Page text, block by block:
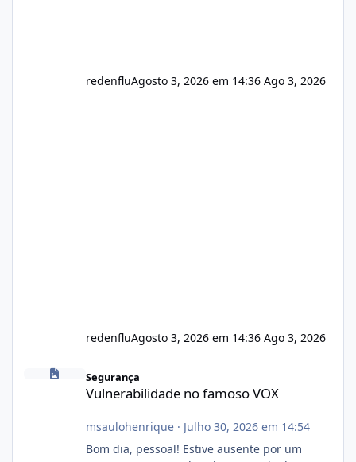
redenfluAgosto 3, 2026 em 14:36 Ago 3, 2026
redenfluAgosto 3, 2026 em 14:36 Ago 3, 2026
Vulnerabilidade no famoso VOX
Segurança
Vulnerabilidade no famoso VOX
msaulohenrique· Julho 30, 2026 em 14:54
Bom dia, pessoal! Estive ausente por um